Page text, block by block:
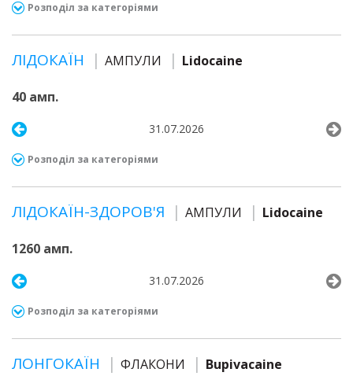
Розподіл за категоріями
ЛІДОКАЇН АМПУЛИ Lidocaine
40 амп.
31.07.2026
Розподіл за категоріями
ЛІДОКАЇН-ЗДОРОВ'Я АМПУЛИ Lidocaine
1260 амп.
31.07.2026
Розподіл за категоріями
ЛОНГОКАЇН ФЛАКОНИ Bupivacaine